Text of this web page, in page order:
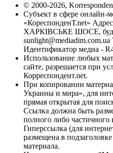
© 2000-2026,
Субъект в сфере онлайн-
«КореспонденТ.net»
ХАРКІВСЬКЕ ШОСЕ,
sunlight@mediadim.com.ua
Идентификатор медиа -
Использование любых
сайте, разрешается при
Корреспондент.net.
При копировании
Украины и мира», для
прямая открытая для
Ссылка должна быть
полного либо частичного
Гиперссылка (для
размещена в
материала.